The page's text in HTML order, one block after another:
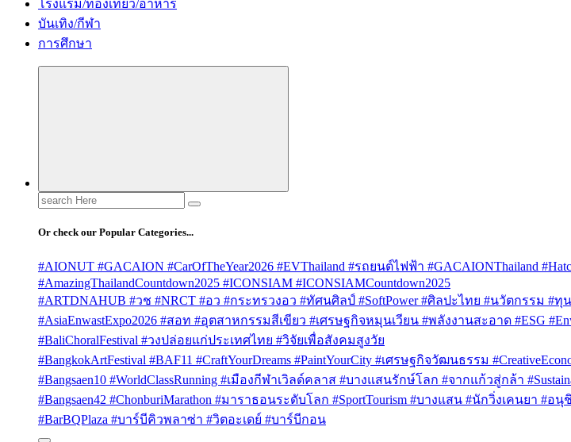
โรงแรม/ท่องเที่ยว/อาหาร
บันเทิง/กีฬา
การศึกษา
Search
for:
Or check our Popular Categories...
#AIONUT #GACAION #CarOfTheYear2026 #EVThailand #รถยนต์ไฟฟ้า #GACAIONThailand
#AmazingThailandCountdown2025 #ICONSIAM #ICONSIAMCountdown2025
#ARTDNAHUB #วช #NRCT #อว #กระทรวงอว #ทัศนศิลป์ #SoftPower #ศิลปะไทย #นวัตกรรม #ทุ
#AsiaEnwastExpo2026 #สอท #อุตสาหกรรมสีเขียว #เศรษฐกิจหมุนเวียน #พลังงานสะอาด #ESG
#BaliChoralFestival #วงปล่อยแก่ประเทศไทย #วิจัยเพื่อสังคมสูงวัย
#BangkokArtFestival #BAF11 #CraftYourDreams #PaintYourCity #เศรษฐกิจวัฒนธรรม
#Bangsaen10 #WorldClassRunning #เมืองกีฬาเวิลด์คลาส #บางแสนรักษ์โลก #จากแก้วสู่กล้า
#Bangsaen42 #ChonburiMarathon #มาราธอนระดับโลก #SportTourism #บางแสน #นักวิ่งเคนยา
#BarBQPlaza #บาร์บีคิวพลาซ่า #วิตอะเดย์ #บาร์บีกอน